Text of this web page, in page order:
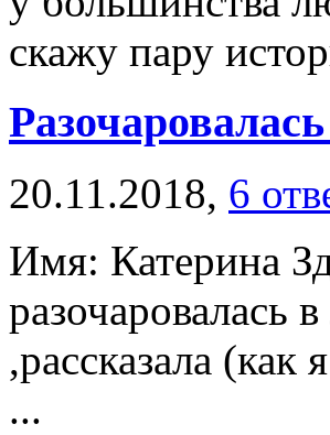
скажу пару
20.11.2018, 6
Имя: Катерина
разочаровалась
,рассказала
...